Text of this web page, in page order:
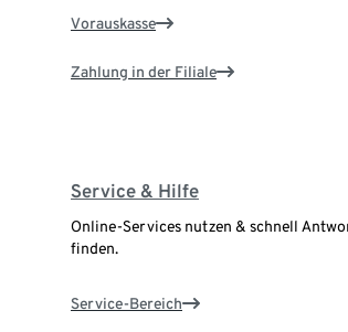
Vorauskasse
Zahlung in der Filiale
Service & Hilfe
Online-Services nutzen & schnell
finden.
Service-Bereich